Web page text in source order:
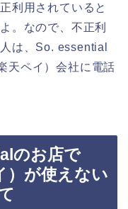
利用されていると
。なので、不正利
は、So. essential
天ペイ）会社に電話
のお店で
）が使えない